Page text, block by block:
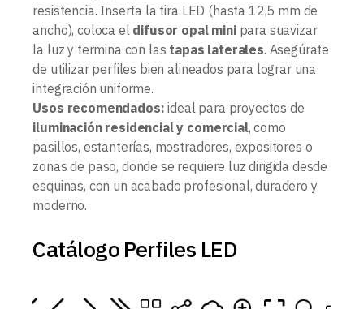
resistencia. Inserta la tira LED (hasta 12,5 mm de
ancho), coloca el difusor opal minipara suavizar
la luz y termina con las tapas laterales. Asegúrate
de utilizar perfiles bien alineados para lograr una
integración uniforme.
Usos recomendados: ideal para proyectos de
iluminación residencial y comercial, como
pasillos, estanterías, mostradores, expositores o
zonas de paso, donde se requiere luz dirigida desde
esquinas, con un acabado profesional, duradero y
moderno.
Catálogo Perfiles LED